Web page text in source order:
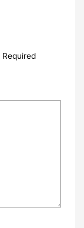
Required